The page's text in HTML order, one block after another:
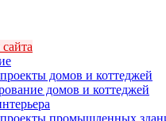
домов и коттеджей
домов и коттеджей
промышленных